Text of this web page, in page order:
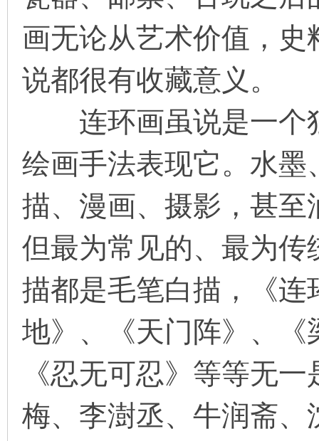
画无论从艺术价值，
说都很有收藏意义。
连环画虽说是一个
绘画手法表现它。水
描、漫画、摄影，甚
但最为常见的、最为
描都是毛笔白描，《
地》、《天门阵》、
《忍无可忍》等等无
梅、李澍丞、牛润斋、